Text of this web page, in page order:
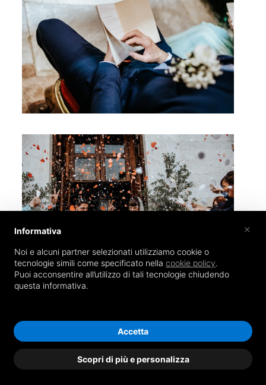
Informativa
Noi e alcuni partner selezionati utilizziamo cookie o
tecnologie simili come specificato nella cookie policy.
Puoi acconsentire all’utilizzo di tali tecnologie chiudendo
questa informativa.
Scopri di più e personalizza
Accetta
×